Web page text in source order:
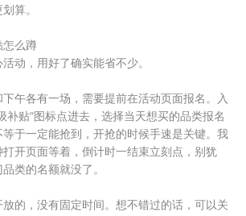
算。
怎么蹲
动，用好了确实能省不少。
午各有一场，需要提前在活动页面报名。入
补贴”图标点进去，选择当天想买的品类报名
于一定能抢到，开抢的时候手速是关键。我
开页面等着，倒计时一结束立刻点，别犹
类的名额就没了。
的，没有固定时间。想不错过的话，可以关